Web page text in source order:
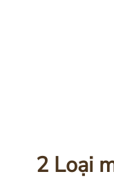
2 Loại